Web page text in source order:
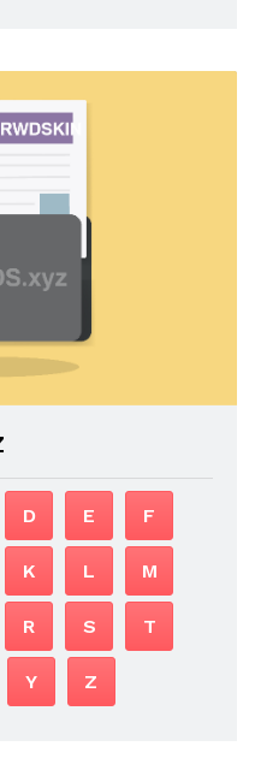
D E F
K L M
R S T
Y Z